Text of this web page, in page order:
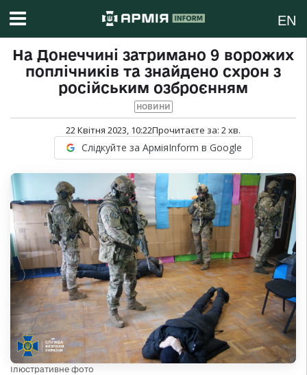
EN
На Донеччині затримано 9 ворожих
поплічників та знайдено схрон з
російським озброєнням
НОВИНИ
22 Квітня 2023, 10:22Прочитаєте за: 2хв.
Слідкуйте за АрміяInform в Google
Ілюстративне фото